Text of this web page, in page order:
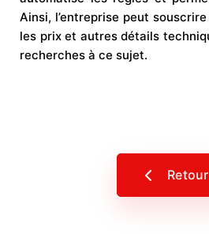
Ainsi, l’entreprise peut
les prix et autres détails
recherches à ce sujet.
Retour